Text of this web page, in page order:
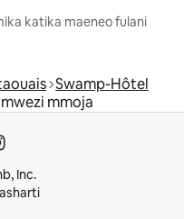
katika maeneo fulani
Swamp-Hôtel
mmoja
Inc.